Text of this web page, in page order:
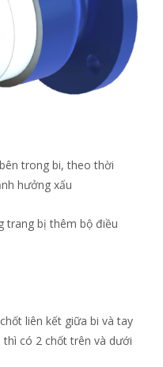
trong bi, theo thời
hưởng xấu
trang bị thêm bộ điều
liên kết giữa bi và tay
thì có 2 chốt trên và dưới